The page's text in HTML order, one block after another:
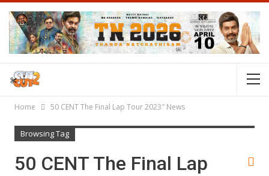
Home 50 CENT The Final Lap Tour 2023″ News
Browsing Tag
50 CENT The Final Lap